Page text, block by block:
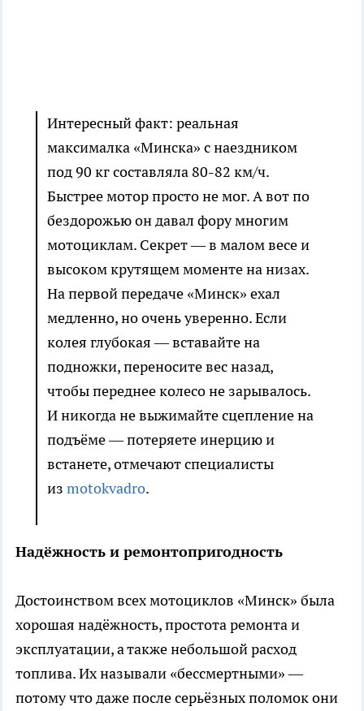
Интересный факт: реальная
максималка «Минска» с наездником
под 90 кг составляла 80-82 км/ч.
Быстрее мотор просто не мог. А вот по
бездорожью он давал фору многим
мотоциклам. Секрет — в малом весе и
высоком крутящем моменте на низах.
На первой передаче «Минск» ехал
медленно, но очень уверенно. Если
колея глубокая — вставайте на
подножки, переносите вес назад,
чтобы переднее колесо не зарывалось.
И никогда не выжимайте сцепление на
подъёме — потеряете инерцию и
встанете, отмечают специалисты
из motokvadro.
Надёжность и ремонтопригодность
Достоинством всех мотоциклов «Минск» была
хорошая надёжность, простота ремонта и
эксплуатации, а также небольшой расход
топлива. Их называли «бессмертными» —
потому что даже после серьёзных поломок они